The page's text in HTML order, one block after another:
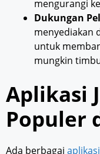
mengurangi
Dukungan
menyediakan
untuk
mungkin
Aplikasi
Populer
Ada berbagai aplikasi